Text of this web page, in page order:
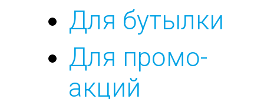
Для бутылки
Для промо-
акций